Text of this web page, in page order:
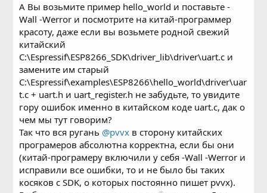
А Вы возьмите пример hello_world и поставьте -
Wall -Werror и посмотрите на китай-программер
красоту, даже если вы возьмете родной свежий
китайский
C:\Espressif\ESP8266_SDK\driver_lib\driver\uart.c и
замените им старый
C:\Espressif\examples\ESP8266\hello_world\driver\uar
t.c + uart.h и uart_register.h не забудьте, то увидите
гору ошибок именно в китайском коде uart.c, дак о
чем мы тут говорим?
Так что вся ругань @pvvx в сторону китайских
програмеров абсолютна корректна, если бы они
(китай-програмеру включили у себя -Wall -Werror и
исправили все ошибки, то и не было бы таких
косяков с SDK, о которых постоянно пишет pvvx).